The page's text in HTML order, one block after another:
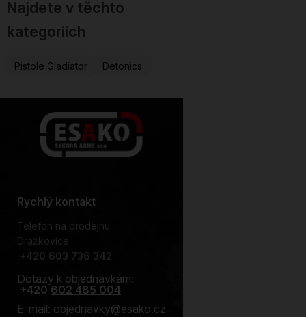
Najdete v těchto
kategoriích
Pistole Gladiator Detonics
Rychlý kontakt
Telefon na prodejnu
Dražkovice:
+420 603 736 342
Dotazy k objednávkám:
+420 602 485 004
E-mail: objednavky@esako.cz